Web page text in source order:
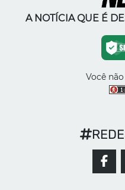
A NOTÍCIA QUE É
Você